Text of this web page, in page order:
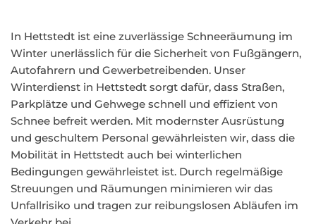
In Hettstedt ist eine zuverlässige Schneeräumung im
Winter unerlässlich für die Sicherheit von Fußgängern,
Autofahrern und Gewerbetreibenden. Unser
Winterdienst in Hettstedt sorgt dafür, dass Straßen,
Parkplätze und Gehwege schnell und effizient von
Schnee befreit werden. Mit modernster Ausrüstung
und geschultem Personal gewährleisten wir, dass die
Mobilität in Hettstedt auch bei winterlichen
Bedingungen gewährleistet ist. Durch regelmäßige
Streuungen und Räumungen minimieren wir das
Unfallrisiko und tragen zur reibungslosen Abläufen im